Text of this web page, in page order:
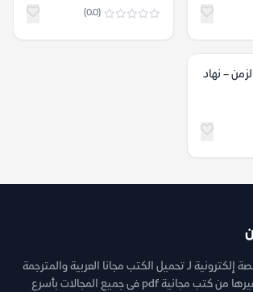
(0.0)
– نهاد
لـ تحميل الكتب مجانا العربية والمترجمة
والروايات والقصص وغيرها من كتب مجانية pdf فى جميع المجالات بأسرع